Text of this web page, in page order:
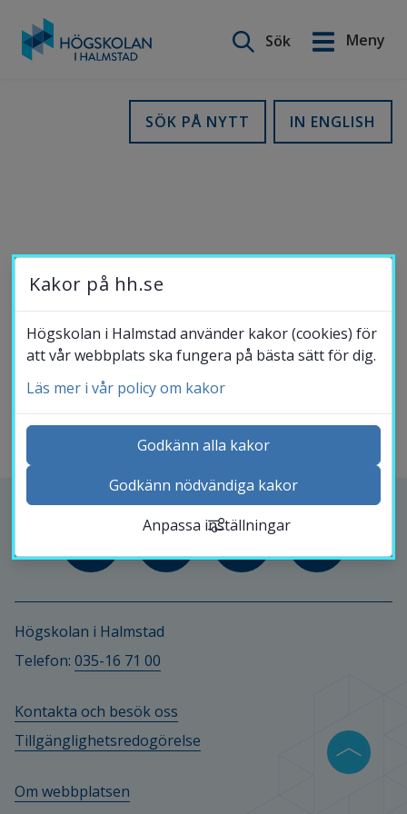
Sök
Meny
IN ENGLISH
SÖK PÅ NYTT
( )
Högskolan i Halmstad
Telefon: 035-16 71 00
Kontakta och besök oss
Tillgänglighetsredogörelse
Om webbplatsen
English
Utbildning
Samverkan
Om Högskolan
Bibliotek
Kontakta och besök oss
Kalender
Medarbetarwebb Insidan
Kakor på hh.se
Högskolan i Halmstad använder kakor (cookies) för
att vår webbplats ska fungera på bästa sätt för dig.
Läs mer i vår policy om kakor
Godkänn alla kakor
Godkänn nödvändiga kakor
Anpassa inställningar